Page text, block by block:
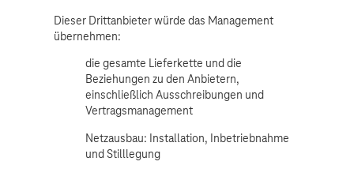
Dieser Drittanbieter würde das Management
übernehmen:
die gesamte Lieferkette und die
Beziehungen zu den Anbietern,
einschließlich Ausschreibungen und
Vertragsmanagement
Netzausbau: Installation, Inbetriebnahme
und Stilllegung